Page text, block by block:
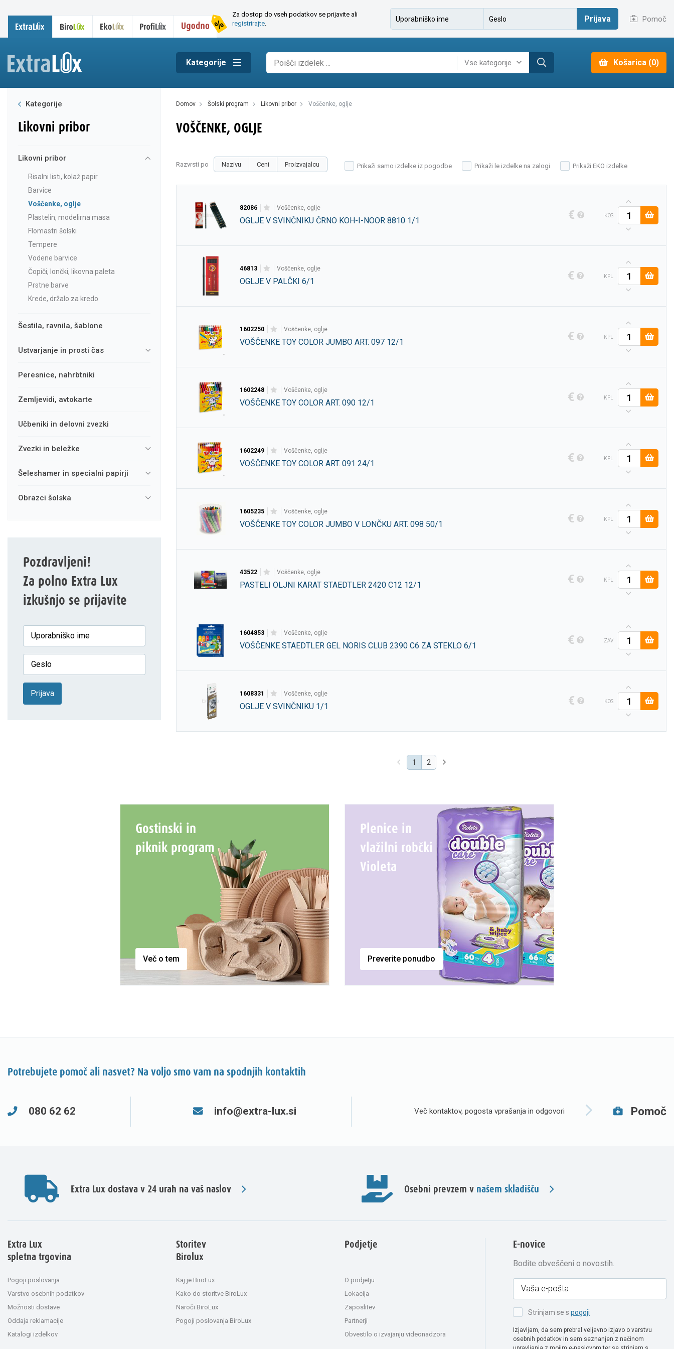
Za dostop do vseh podatkov se prijavite ali
registrirajte
Prijava Pomoč
Kategorije Vse kategorije Košarica (0)
Kategorije
likovni pribor
likovni pribor
risalni listi, kolaž papir
barvice
voščenke, oglje
plastelin, modelirna masa
flomastri šolski
tempere
vodene barvice
čopiči, lončki, likovna paleta
prstne barve
krede, držalo za kredo
šestila, ravnila, šablone
ustvarjanje in prosti čas
peresnice, nahrbtniki
zemljevidi, avtokarte
učbeniki in delovni zvezki
zvezki in beležke
šeleshamer in specialni papirji
obrazci šolska
Pozdravljeni!
Za polno Extra Lux
izkušnjo se prijavite
Prijava
domov šolski program likovni pribor voščenke, oglje
VOŠČENKE, OGLJE
Razvrsti po Nazivu Ceni Proizvajalcu Prikaži samo izdelke iz pogodbe Prikaži le izdelke na zalogi Prikaži EKO izdelke
82086 voščenke, oglje
OGLJE V SVINČNIKU ČRNO KOH-I-NOOR 8810 1/1 € KOS
46813 voščenke, oglje
OGLJE V PALČKI 6/1 € KPL
1602250 voščenke, oglje
VOŠČENKE TOY COLOR JUMBO ART. 097 12/1 € KPL
1602248 voščenke, oglje
VOŠČENKE TOY COLOR ART. 090 12/1 € KPL
1602249 voščenke, oglje
VOŠČENKE TOY COLOR ART. 091 24/1 € KPL
1605235 voščenke, oglje
VOŠČENKE TOY COLOR JUMBO V LONČKU ART. 098 50/1 € KPL
43522 voščenke, oglje
PASTELI OLJNI KARAT STAEDTLER 2420 C12 12/1 € KPL
1604853 voščenke, oglje
VOŠČENKE STAEDTLER GEL NORIS CLUB 2390 C6 ZA STEKLO 6/1 € ZAV
1608331 voščenke, oglje
OGLJE V SVINČNIKU 1/1 € KOS
1 (current)
2
Gostinski in
piknik program
Več o tem
Plenice in
vlažilni robčki
Violeta
Preverite ponudbo
Potrebujete pomoč ali nasvet? Na voljo smo vam na spodnjih kontaktih
080 62 62 info@extra-lux.si Več kontaktov, pogosta vprašanja in odgovori Pomoč
Extra Lux dostava v 24 urah na vaš naslov Osebni prevzem v našem skladišču
Extra Lux
spletna trgovina
Pogoji poslovanja
Varstvo osebnih podatkov
Možnosti dostave
Oddaja reklamacije
Katalogi izdelkov
Storitev
Birolux
Kaj je BiroLux
Kako do storitve BiroLux
Naroči BiroLux
Pogoji poslovanja BiroLux
Podjetje
O podjetju
Lokacija
Zaposlitev
Partnerji
Obvestilo o izvajanju videonadzora
E-novice
Bodite obveščeni o novostih.
Strinjam se s pogoji
Izjavljam, da sem prebral veljavno izjavo o varstvu
osebnih podatkov in sem seznanjen z načinom